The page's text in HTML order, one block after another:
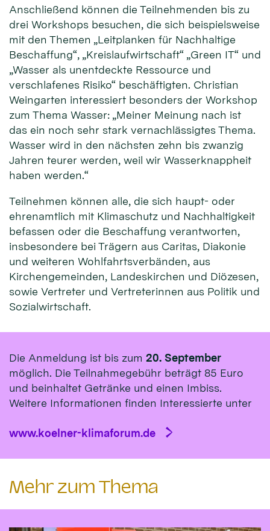
Anschließend können die Teilnehmenden bis zu
drei Workshops besuchen, die sich beispielsweise
mit den Themen „Leitplanken für Nachhaltige
Beschaffung“, „Kreislaufwirtschaft“ „Green IT“ und
„Wasser als unentdeckte Ressource und
verschlafenes Risiko“ beschäftigten. Christian
Weingarten interessiert besonders der Workshop
zum Thema Wasser: „Meiner Meinung nach ist
das ein noch sehr stark vernachlässigtes Thema.
Wasser wird in den nächsten zehn bis zwanzig
Jahren teurer werden, weil wir Wasserknappheit
haben werden.“
Teilnehmen können alle, die sich haupt- oder
ehrenamtlich mit Klimaschutz und Nachhaltigkeit
befassen oder die Beschaffung verantworten,
insbesondere bei Trägern aus Caritas, Diakonie
und weiteren Wohlfahrtsverbänden, aus
Kirchengemeinden, Landeskirchen und Diözesen,
sowie Vertreter und Vertreterinnen aus Politik und
Sozialwirtschaft.
Die Anmeldung ist bis zum 20. September
möglich. Die Teilnahmegebühr beträgt 85 Euro
und beinhaltet Getränke und einen Imbiss.
Weitere Informationen finden Interessierte unter
www.koelner-klimaforum.de
Mehr zum Thema